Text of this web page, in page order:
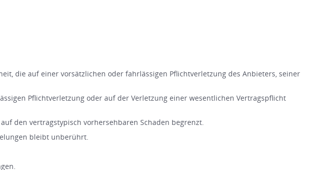
die auf einer vorsätzlichen oder fahrlässigen Pflichtverletzung des Anbieters, seiner
Pflichtverletzung oder auf der Verletzung einer wesentlichen Vertragspflicht
den vertragstypisch vorhersehbaren Schaden begrenzt.
bleibt unberührt.